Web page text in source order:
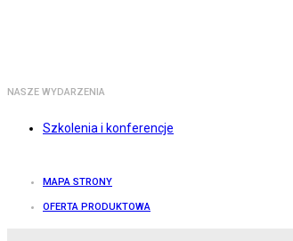
NASZE WYDARZENIA
Szkolenia i konferencje
MAPA STRONY
OFERTA PRODUKTOWA